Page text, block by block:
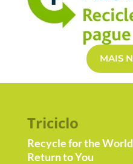
MAIS
Triciclo
Recycle for the World
Return to You